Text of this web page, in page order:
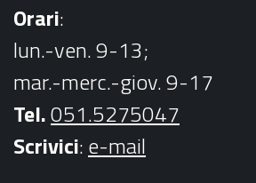
Orari:
lun.-ven. 9-13;
mar.-merc.-giov. 9-17
Tel.051.5275047
Scrivici:e-mail